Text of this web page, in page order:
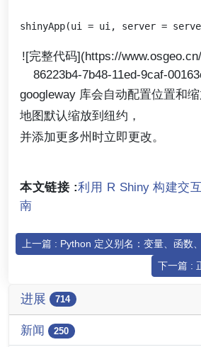
![完整代码](https://
86223b4-7b48-11ed-9caf-
googleway 库会自动配置位置和缩
地图默认缩放到纽约，
并添加更多州时立即更改。
本文链接 :利用 R Shiny 构建交
南
上一篇 : Python 定义别名：变量、函数
下一篇 :
进展 714
新闻 250